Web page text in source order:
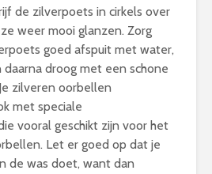
de zilverpoets in cirkels over
weer mooi glanzen. Zorg
goed afspuit met water,
droog met een schone
zilveren oorbellen
met speciale
vooral geschikt zijn voor het
Let er goed op dat je
de was doet, want dan